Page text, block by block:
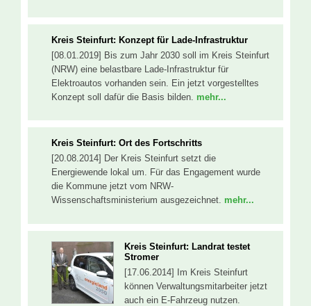
Kreis Steinfurt: Konzept für Lade-Infrastruktur
[08.01.2019] Bis zum Jahr 2030 soll im Kreis Steinfurt
(NRW) eine belastbare Lade-Infrastruktur für
Elektroautos vorhanden sein. Ein jetzt vorgestelltes
Konzept soll dafür die Basis bilden. mehr...
Kreis Steinfurt: Ort des Fortschritts
[20.08.2014] Der Kreis Steinfurt setzt die
Energiewende lokal um. Für das Engagement wurde
die Kommune jetzt vom NRW-
Wissenschaftsministerium ausgezeichnet. mehr...
Kreis Steinfurt: Landrat testet
Stromer
[17.06.2014] Im Kreis Steinfurt
können Verwaltungsmitarbeiter jetzt
auch ein E-Fahrzeug nutzen.